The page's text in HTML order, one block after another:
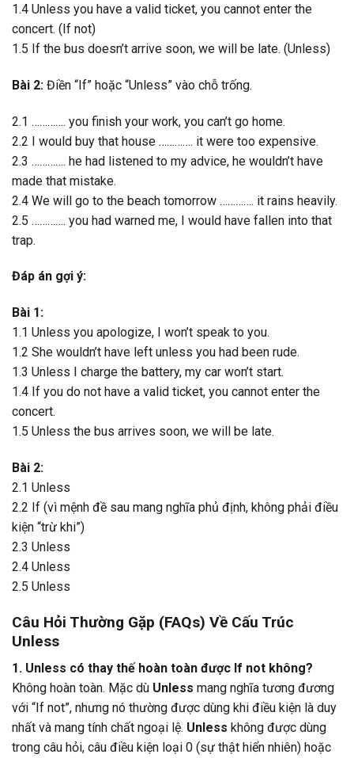
1.4 Unless you have a valid ticket, you cannot enter the
concert. (If not)
1.5 If the bus doesn’t arrive soon, we will be late. (Unless)
Bài 2: Điền “If” hoặc “Unless” vào chỗ trống.
2.1 …………. you finish your work, you can’t go home.
2.2 I would buy that house …………. it were too expensive.
2.3 …………. he had listened to my advice, he wouldn’t have
made that mistake.
2.4 We will go to the beach tomorrow …………. it rains heavily.
2.5 …………. you had warned me, I would have fallen into that
trap.
Đáp án gợi ý:
Bài 1:
1.1 Unless you apologize, I won’t speak to you.
1.2 She wouldn’t have left unless you had been rude.
1.3 Unless I charge the battery, my car won’t start.
1.4 If you do not have a valid ticket, you cannot enter the
concert.
1.5 Unless the bus arrives soon, we will be late.
Bài 2:
2.1 Unless
2.2 If (vì mệnh đề sau mang nghĩa phủ định, không phải điều
kiện “trừ khi”)
2.3 Unless
2.4 Unless
2.5 Unless
Câu Hỏi Thường Gặp (FAQs) Về Cấu Trúc
Unless
1. Unless có thay thế hoàn toàn được If not không?
Không hoàn toàn. Mặc dù Unless mang nghĩa tương đương
với “If not”, nhưng nó thường được dùng khi điều kiện là duy
nhất và mang tính chất ngoại lệ. Unless không được dùng
trong câu hỏi, câu điều kiện loại 0 (sự thật hiển nhiên) hoặc